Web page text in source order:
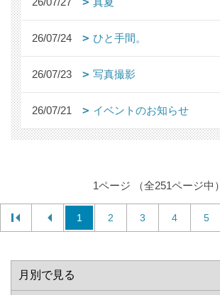
26/07/24 ひと手間。
26/07/23 写真撮影
26/07/21 イベントのお知らせ
1ページ （全251ページ中）
1 2 3 4 5